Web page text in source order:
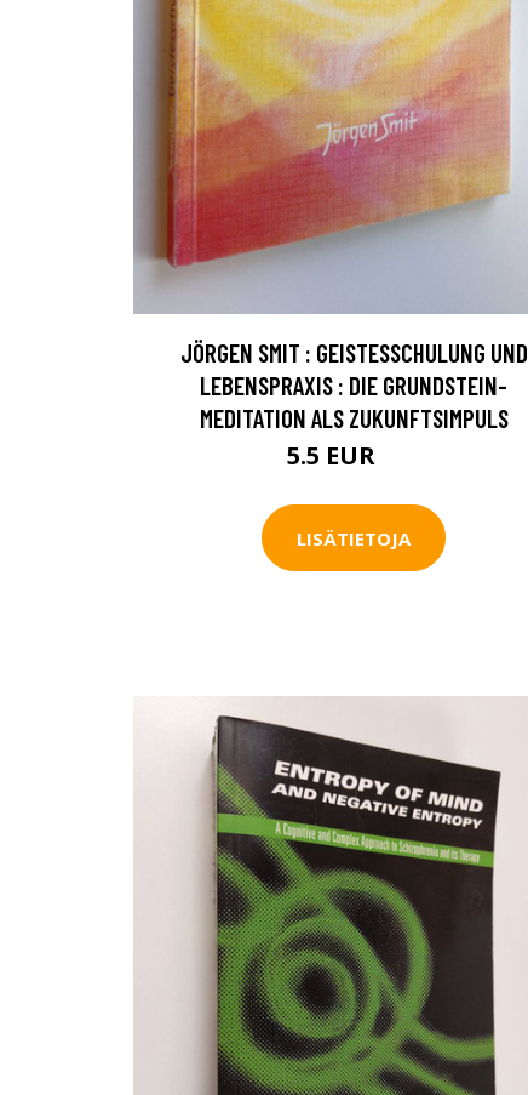
JÖRGEN SMIT : GEISTESSCHULUNG UND
LEBENSPRAXIS : DIE GRUNDSTEIN-
MEDITATION ALS ZUKUNFTSIMPULS
5.5 EUR
LISÄTIETOJA